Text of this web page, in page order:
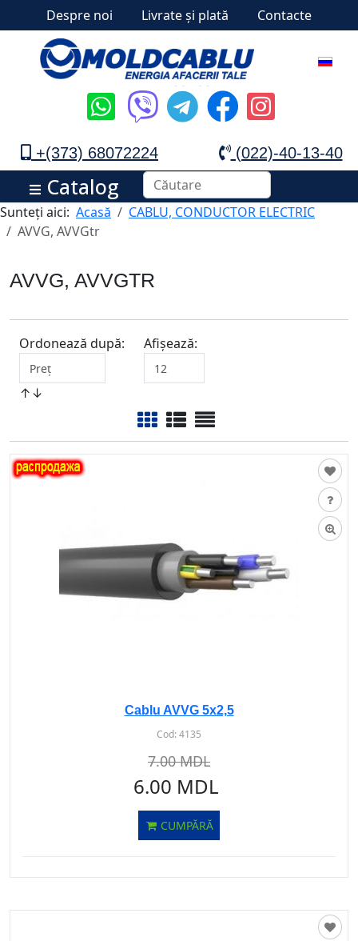
Despre noi Livrate și plată Contacte
+(373) 68072224 (022)-40-13-40
Catalog
Sunteți aici: Acasă
CABLU, CONDUCTOR ELECTRIC
AVVG, AVVGtr
AVVG, AVVGTR
Ordonează după:
↑↓
Afișează:
Cablu AVVG 5х2,5
Cod:4135
7.00 MDL
6.00 MDL
CUMPĂRĂ